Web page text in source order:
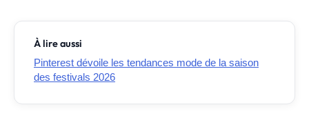
À lire aussi
Pinterest dévoile les tendances mode de la saison
des festivals 2026